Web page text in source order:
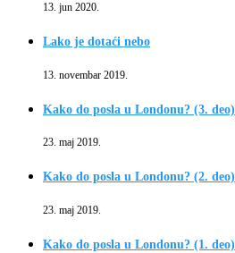
13. jun 2020.
Lako je dotaći nebo
13. novembar 2019.
Kako do posla u Londonu? (3. deo)
23. maj 2019.
Kako do posla u Londonu? (2. deo)
23. maj 2019.
Kako do posla u Londonu? (1. deo)